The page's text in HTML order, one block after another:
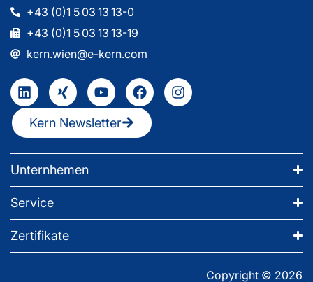
+43 (0)1 5 03 13 13-0
+43 (0)1 5 03 13 13-19
kern.wien@e-kern.com
Kern Newsletter
Unternhemen
Service
Zertifikate
Copyright © 2026